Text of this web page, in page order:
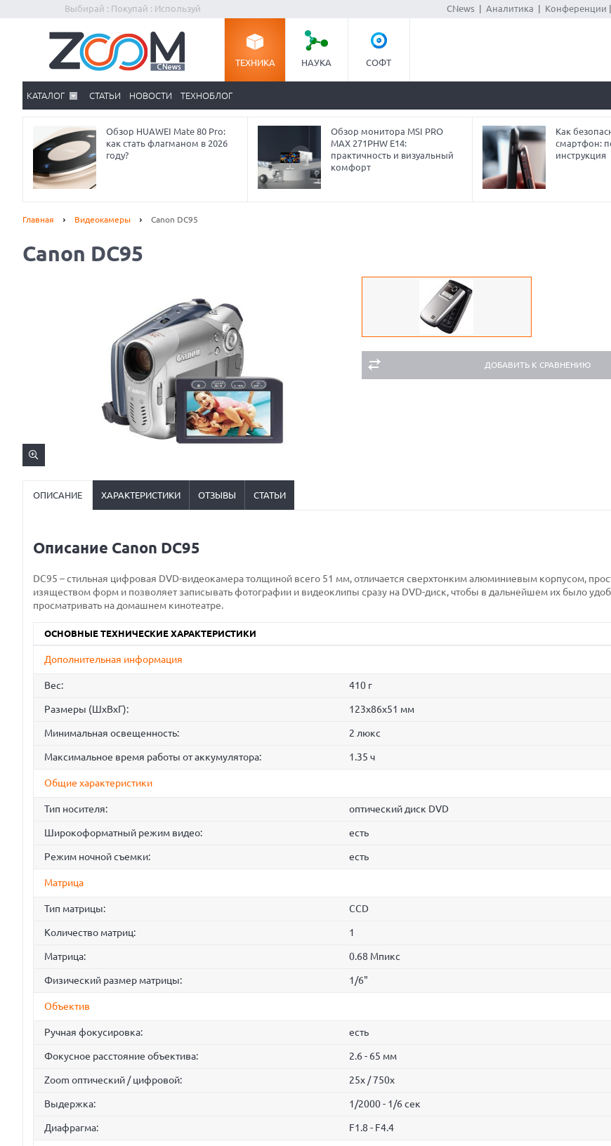
Выбирай : Покупай : Используй CNews| Аналитика Конференции
ТЕХНИКА НАУКА СОФТ
КАТАЛОГ СТАТЬИ НОВОСТИ ТЕХНОБЛОГ
Обзор HUAWEI Mate 80 Pro:
как стать флагманом в 2026
году?
Обзор монитора MSI PRO
MAX 271PHW E14:
практичность и визуальный
комфорт
Как
смартфон:
инструкция
Главная Видеокамеры Canon DC95
Canon DC95
ДОБАВИТЬ К СРАВНЕНИЮ
ОПИСАНИЕ ХАРАКТЕРИСТИКИ ОТЗЫВЫ СТАТЬИ
Описание Canon DC95
DC95 – стильная цифровая DVD-видеокамера толщиной всего 51 мм, отличается сверхтонким алюминиевым корпусом,
изяществом форм и позволяет записывать фотографии и видеоклипы сразу на DVD-диск, чтобы в дальнейшем их было
просматривать на домашнем кинотеатре.
ОСНОВНЫЕ ТЕХНИЧЕСКИЕ ХАРАКТЕРИСТИКИ
Дополнительная информация
Вес: 410 г
Размеры (ШхВхГ): 123x86x51 мм
Минимальная освещенность: 2 люкс
Максимальное время работы от аккумулятора: 1.35 ч
Общие характеристики
Тип носителя: оптический диск DVD
Широкоформатный режим видео: есть
Режим ночной съемки: есть
Матрица
Тип матрицы: CCD
Количество матриц: 1
Матрица: 0.68 Мпикс
Физический размер матрицы: 1/6"
Объектив
Ручная фокусировка: есть
Фокусное расстояние объектива: 2.6 - 65 мм
Zoom оптический / цифровой: 25x / 750x
Выдержка: 1/2000 - 1/6 сек
Диафрагма: F1.8 - F4.4